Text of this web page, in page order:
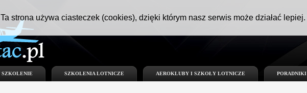
SZKOLENIE SZKOLENIA LOTNICZE AEROKLUBY I SZKOŁY LOTNICZE PORADNIKI
Ta strona używa ciasteczek (cookies), dzięki którym nasz serwis może działać lepiej.